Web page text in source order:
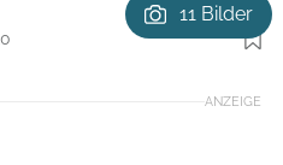
Foto: Castelli
11 Bilder
ANZEIGE